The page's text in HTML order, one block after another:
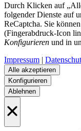
Durch Klicken auf
folgender Dienste auf
ReCaptcha. Sie
(Fingerabdruck-Icon
Konfigurieren und in
Impressum |
Alle akzeptieren
Konfigurieren
Ablehnen